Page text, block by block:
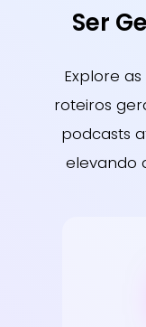
Ser
Explore
roteiros
podcasts
elevando